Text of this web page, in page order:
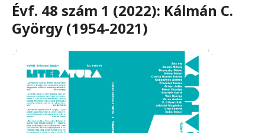
Évf. 48 szám 1 (2022): Kálmán C.
György (1954-2021)